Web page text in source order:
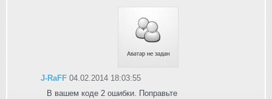
J-RaFF 04.02.2014 18:03:55
В вашем коде 2 ошибки. Поправьте